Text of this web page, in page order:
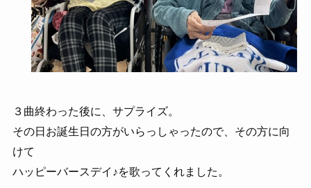
３曲終わった後に、サプライズ。
その日お誕生日の方がいらっしゃったので、その方に向
けて
ハッピーバースデイ♪を歌ってくれました。